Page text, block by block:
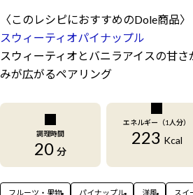
〈このレシピにおすすめのDole商品〉
スウィーティオパイナップル
スウィーティオとバニラアイスの甘
みが広がるペアリング
調理時間
20 分
エネルギー（1人分）
223 Kcal
フルーツ・果物 パイナップル 洋風 スイ